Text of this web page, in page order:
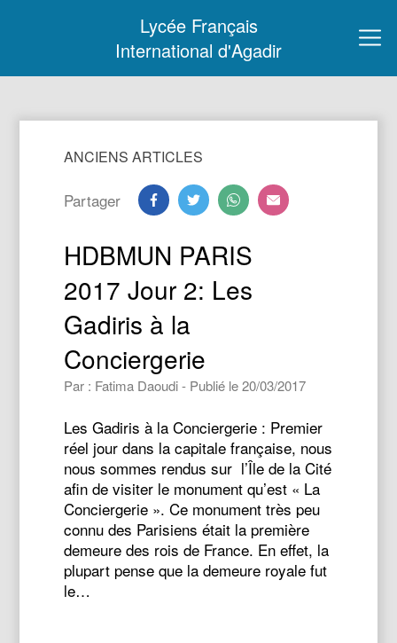
Lycée Français
International d'Agadir
ANCIENS ARTICLES
Partager
HDBMUN PARIS
2017 Jour 2: Les
Gadiris à la
Conciergerie
Par : Fatima Daoudi - Publié le 20/03/2017
Les Gadiris à la Conciergerie : Premier
réel jour dans la capitale française, nous
nous sommes rendus sur l’Île de la Cité
afin de visiter le monument qu’est « La
Conciergerie ». Ce monument très peu
connu des Parisiens était la première
demeure des rois de France. En effet, la
plupart pense que la demeure royale fut
le…